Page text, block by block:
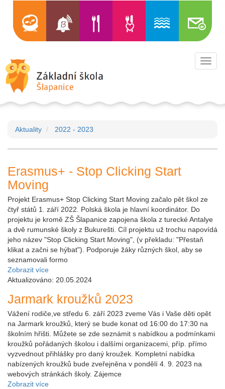
Aktuality 2022 - 2023
Erasmus+ - Stop Clicking Start
Moving
Projekt Erasmus+ Stop Clicking Start Moving začalo pět škol ze
čtyř států 1. září 2022. Polská škola je hlavní koordinátor. Do
projektu je kromě ZŠ Šlapanice zapojena škola z turecké Antalye
a dvě rumunské školy z Bukurešti. Cíl projektu už trochu napovídá
jeho název "Stop Clicking Start Moving", (v překladu: "Přestaň
klikat a začni se hýbat"). Podporuje žáky různých škol, aby se
seznamovali formo
Zobrazit více
Aktualizováno: 20.05.2024
Jarmark kroužků 2023
Vážení rodiče,ve středu 6. září 2023 zveme Vás i Vaše děti opět
na Jarmark kroužků, který se bude konat od 16:00 do 17:30 na
školním hřišti. Můžete se zde seznámit s nabídkou a podmínkami
kroužků pořádaných školou i dalšími organizacemi, příp. přímo
vyzvednout přihlášky pro daný kroužek. Kompletní nabídka
nabízených kroužků bude zveřejněna v pondělí 4. 9. 2023 na
webových stránkách školy. Zájemce
Zobrazit více